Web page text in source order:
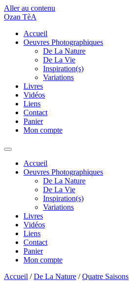
Aller au contenu
Ozan TèA
Accueil
Oeuvres Photographiques
De La Nature
De La Vie
Inspiration(s)
Variations
Livres
Vidéos
Liens
Contact
Panier
Mon compte
Accueil
Oeuvres Photographiques
De La Nature
De La Vie
Inspiration(s)
Variations
Livres
Vidéos
Liens
Contact
Panier
Mon compte
Accueil /De La Nature /Quatre Saisons